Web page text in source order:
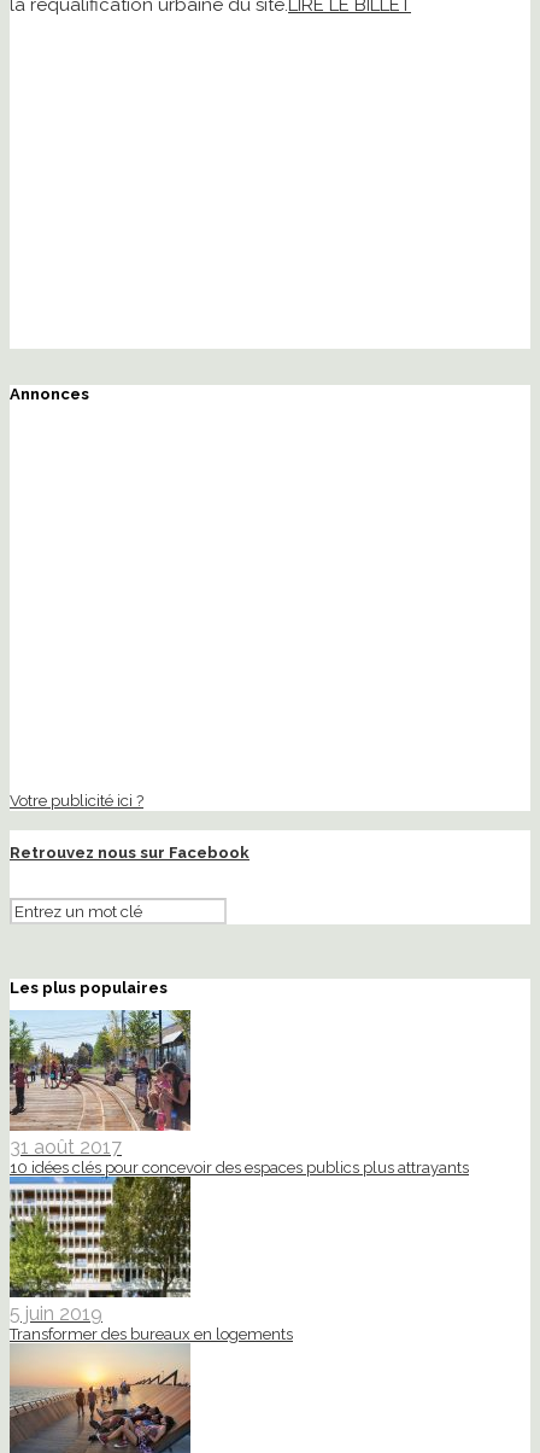
la requalification urbaine du site.LIRE LE BILLET
Annonces
Votre publicité ici ?
Retrouvez nous sur Facebook
Les plus populaires
31 août 2017
10 idées clés pour concevoir des espaces publics plus attrayants
5 juin 2019
Transformer des bureaux en logements